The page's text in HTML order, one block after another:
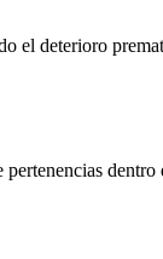
el deterioro